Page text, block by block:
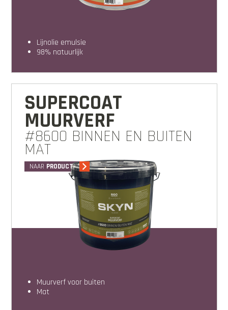
lijnolie emulsie
98% natuurlijk
SUPERCOAT
MUURVERF
#8600 BINNEN EN BUITEN
MAT
NAAR PRODUCT
muurverf voor buiten
mat